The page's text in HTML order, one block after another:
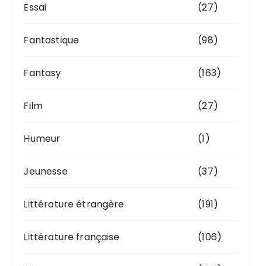
Essai (27)
Fantastique (98)
Fantasy (163)
Film (27)
Humeur (1)
Jeunesse (37)
Littérature étrangère (191)
Littérature française (106)